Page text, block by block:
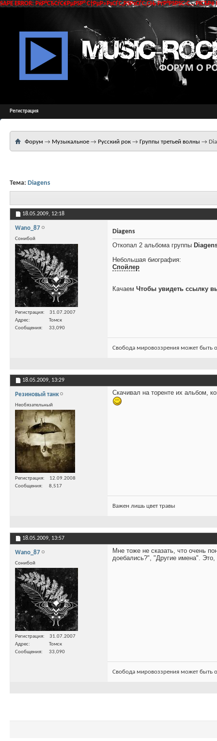
SAPE ERROR: РќР°СЂСѓС€РµРЅР° С†РµР»РѕСЃС‚РЅРѕСЃС‚СЊ РґР°РЅРЅС‹С…
Регистрация
Форум → Музыкальное → Русский рок → Группы третьей волны →
Тема: Diagens
18.05.2009, 12:18
Wano_87
Сонибой
Регистрация
31.07.2007
Адрес
Томск
Сообщения
33,090
Diagens
Откопал 2 альбома группы
Небольшая биография:
Спойлер
Качаем Чтобы увидеть ссылку
Свобода мировоззрения может быть
18.05.2009, 13:29
Резиновый танк
Необязательный
Регистрация
12.09.2008
Сообщения
8,517
Скачивал на торенте их альбом,
Важен лишь цвет травы
18.05.2009, 13:57
Wano_87
Сонибой
Регистрация
31.07.2007
Адрес
Томск
Сообщения
33,090
Мне тоже не сказать, что очень
доебались?", "Другие имена".
Свобода мировоззрения может быть